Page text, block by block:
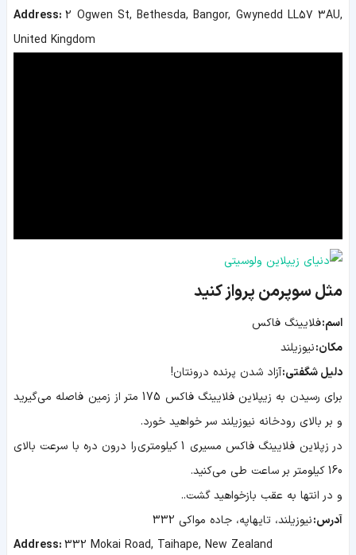
Address:2 Ogwen St, Bethesda, Bangor, Gwynedd LL57 3AU,
United Kingdom
مثل سوپرمن پرواز کنید
اسم:فلایینگ فاکس
مکان:نیوزیلند
دلیل شگفتی:آزاد شدن پرنده درونتان!
برای رسیدن به زیپلاین فلایینگ فاکس 175 متر از زمین فاصله می‌گیرید
و بر بالای رودخانه نیوزیلند سر خواهید خورد.
در زپلاین فلایینگ فاکس مسیری 1 کیلومتری را درون دره با سرعت بالای
160 کیلومتر بر ساعت طی می‌کنید.
و در انتها به عقب بازخواهید گشت..
آدرس:نیوزیلند، تایهاپه، جاده مواکی 332
Address:332 Mokai Road, Taihape, New Zealand